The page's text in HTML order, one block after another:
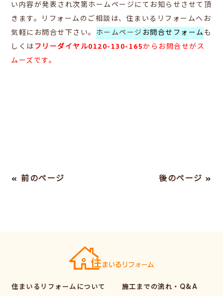
い内容が発表され次第ホームページにてお知らせさせて頂
きます。リフォームのご相談は、 住まいるリフォームへお
気軽にお問合せ下さい。 ホームページ お問合せフォームも
しくはフリーダイヤル0120-130-165からお問合せがス
ムーズです。
« 前のページ 後のページ »
住まいるリフォームについて 施工までの流れ・Q&A